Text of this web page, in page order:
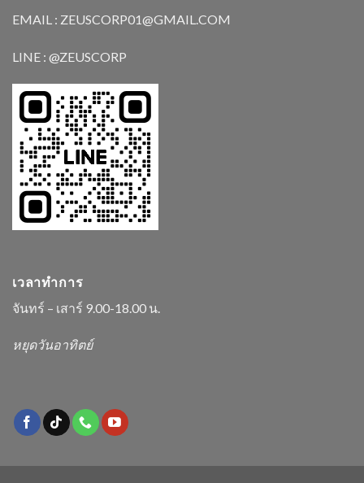
EMAIL : ZEUSCORP01@GMAIL.COM
LINE : @ZEUSCORP
เวลาทำการ
จันทร์ – เสาร์ 9.00-18.00 น.
หยุดวันอาทิตย์